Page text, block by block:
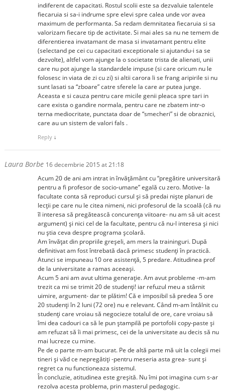
indiferent de capacitati. Rostul scolii este sa dezvaluie talentele
fiecaruia si sa-i indrume spre elevi spre calea unde vor avea
maximum de performanta. Sa redam demnitatea fiecaruia si sa
valorizam fiecare tip de activitate. Si mai ales sa nu ne temem de
diferentierea invatamant de masa si invatamant pentru elite
(selectand pe cei cu capacitati exceptionale si ajutandu-i sa se
dezvolte), altfel vom ajunge la o societate trista de alienati, unii
care nu pot ajunge la standardele impuse (si care oricum nu le
folosesc in viata de zi cu zi) si altii carora li se frang aripirile si nu
sunt lasati sa “zboare” catre sferele la care ar putea junge.
Aceasta e si cauza pentru care micile genii pleaca spre tari in
care exista o gandire normala, pentru care ne zbatem intr-o
terna mediocritate, punctata doar de “smecheri” si de obraznici,
care au un sistem de valori fals .
Reply ↓
Laura Borbe 16 decembrie 2015 at 21:18
Acum 20 de ani am intrat in învățământ cu “pregătire universitară
pentru a fi profesor de socio-umane” egală cu zero. Motive- la
facultate conta să reproduci cursul și să predai niște planuri de
lecții pe care nu le citea nimeni, nici profesorul de la scoală (că nu
îl interesa să pregătească concurența viitoare- nu am să uit acest
argument) și nici cel de la facultate, pentru că nu-l interesa și nici
nu știa ceva despre programa școlară.
Am învățat din propriile greșeli, am mers la traininguri. După
definitivat am fost întrebată dacă primesc studenți în practică.
Atunci se impuneau 10 ore asistență, 5 predare. Atitudinea prof
de la universitate a ramas aceeași.
Acum 5 ani am avut ultima generație. Am avut probleme -m-am
trezit ca mi se trimit 20 de studenți! iar refuzul meu a stârnit
uimire, argument- dar te plătim! Că e imposibil să predea 5 ore
20 studenți în 2 luni (72 ore) nu e relevant. Când m-am întâlnit cu
studenți care vroiau să negocieze totalul de ore, care vroiau să
îmi dea cadouri ca să le pun ștampilă pe portofolii copy-paste și
am refuzat să îi mai primesc, cei de la universitate au decis să nu
mai lucreze cu mine.
Pe de o parte m-am bucurat. Pe de altă parte mă uit la colegii mei
tineri și văd ce nepregătiți -pentru meseria asta grea- sunt și
regret ca nu functioneaza sistemul.
În concluzie, atitudinea este greșită. Nu îmi pot imagina cum s-ar
rezolva acesta problema, prin masterul pedagogic.